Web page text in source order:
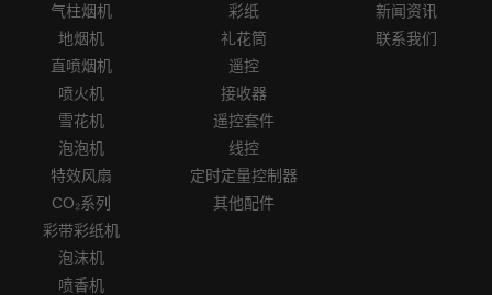
气柱烟机
地烟机
直喷烟机
喷火机
雪花机
泡泡机
特效风扇
CO₂系列
彩带彩纸机
泡沫机
喷香机
彩纸
礼花筒
遥控
接收器
遥控套件
线控
定时定量控制器
其他配件
新闻资讯
联系我们